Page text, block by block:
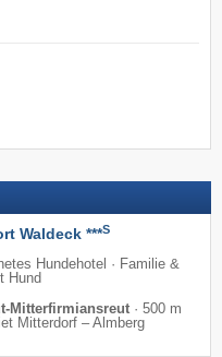
Waldeck ***S
Hundehotel · Familie &
Hund
Mitterfirmiansreut · 500 m
Mitterdorf – Almberg